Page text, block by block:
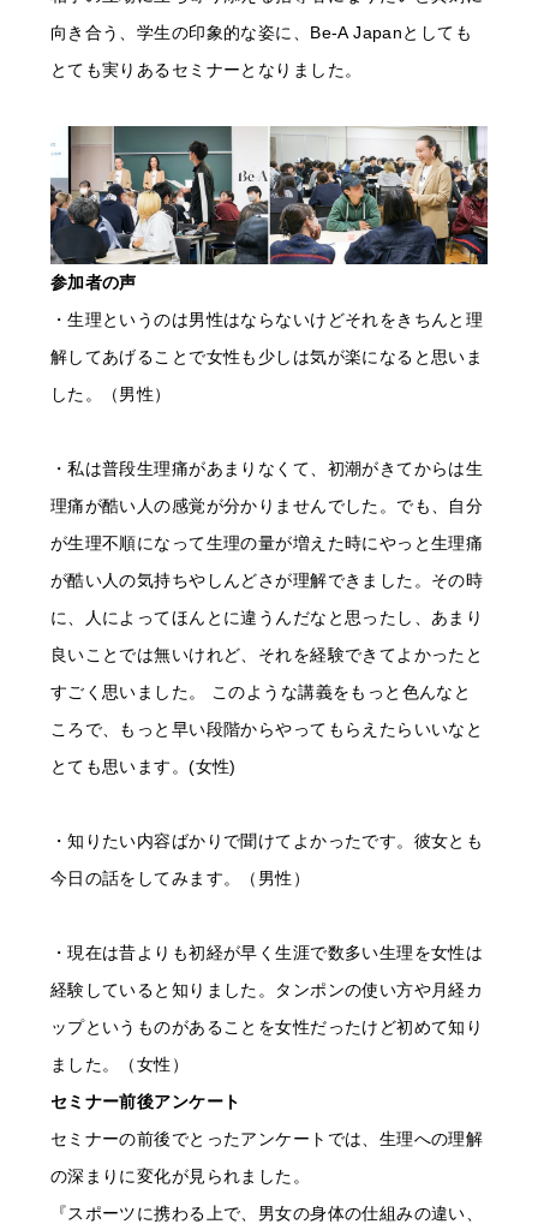
向き合う、学生の印象的な姿に、Be-A Japanとしても
とても実りあるセミナーとなりました。
参加者の声
・生理というのは男性はならないけどそれをきちんと理
解してあげることで女性も少しは気が楽になると思いま
した。（男性）
・私は普段生理痛があまりなくて、初潮がきてからは生
理痛が酷い人の感覚が分かりませんでした。でも、自分
が生理不順になって生理の量が増えた時にやっと生理痛
が酷い人の気持ちやしんどさが理解できました。その時
に、人によってほんとに違うんだなと思ったし、あまり
良いことでは無いけれど、それを経験できてよかったと
すごく思いました。 このような講義をもっと色んなと
ころで、もっと早い段階からやってもらえたらいいなと
とても思います。(女性)
・知りたい内容ばかりで聞けてよかったです。彼女とも
今日の話をしてみます。（男性）
・現在は昔よりも初経が早く生涯で数多い生理を女性は
経験していると知りました。タンポンの使い方や月経カ
ップというものがあることを女性だったけど初めて知り
ました。（女性）
セミナー前後アンケート
セミナーの前後でとったアンケートでは、生理への理解
の深まりに変化が見られました。
『スポーツに携わる上で、男女の身体の仕組みの違い、